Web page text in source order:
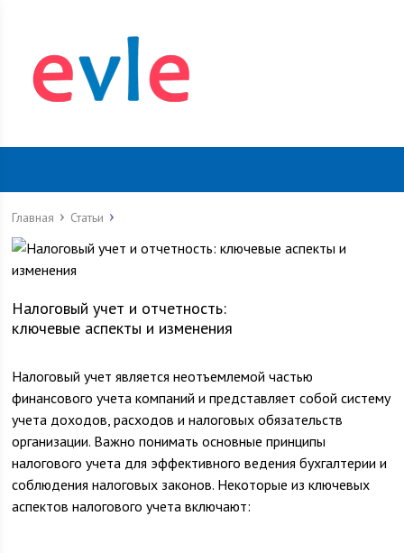
Главная Статьи
Налоговый учет и отчетность:
ключевые аспекты и изменения
Налоговый учет является неотъемлемой частью
финансового учета компаний и представляет собой систему
учета доходов, расходов и налоговых обязательств
организации. Важно понимать основные принципы
налогового учета для эффективного ведения бухгалтерии и
соблюдения налоговых законов. Некоторые из ключевых
аспектов налогового учета включают: